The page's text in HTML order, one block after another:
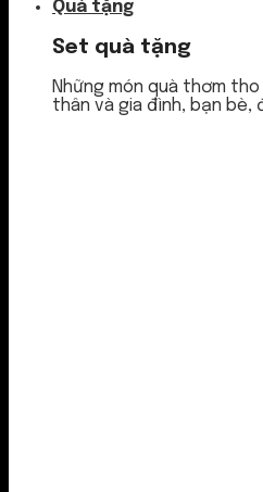
Quà tặng
Set quà tặng
Những món quà thơm
thân và gia đình, bạn bè,